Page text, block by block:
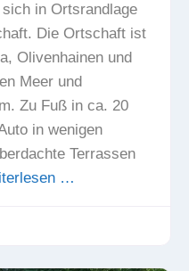
sich in Ortsrandlage
Die Ortschaft ist
Olivenhainen und
Meer und
Zu Fuß in ca. 20
in wenigen
Terrassen
…